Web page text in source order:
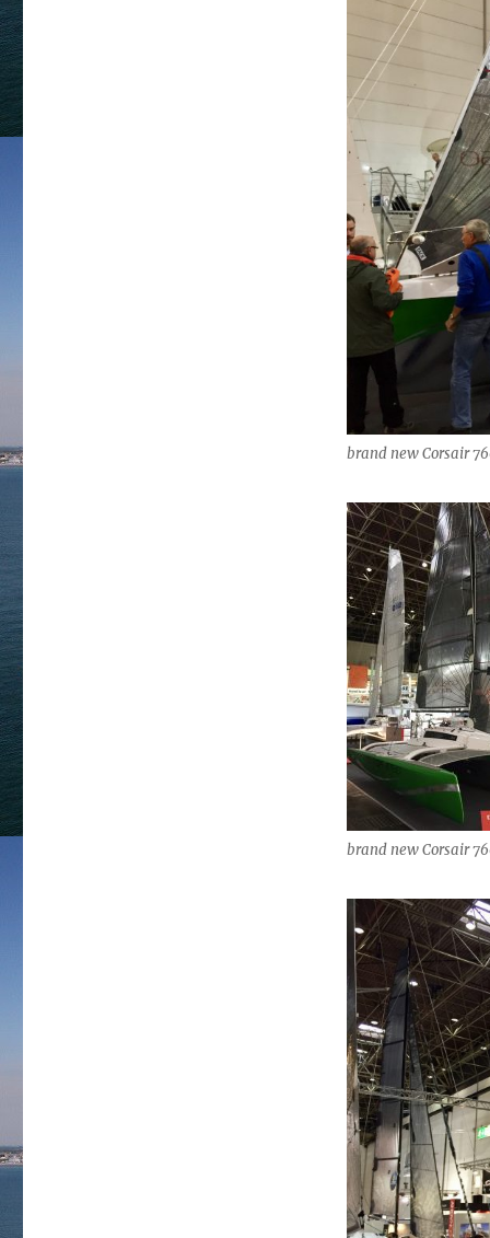
brand new Corsair
brand new Corsair